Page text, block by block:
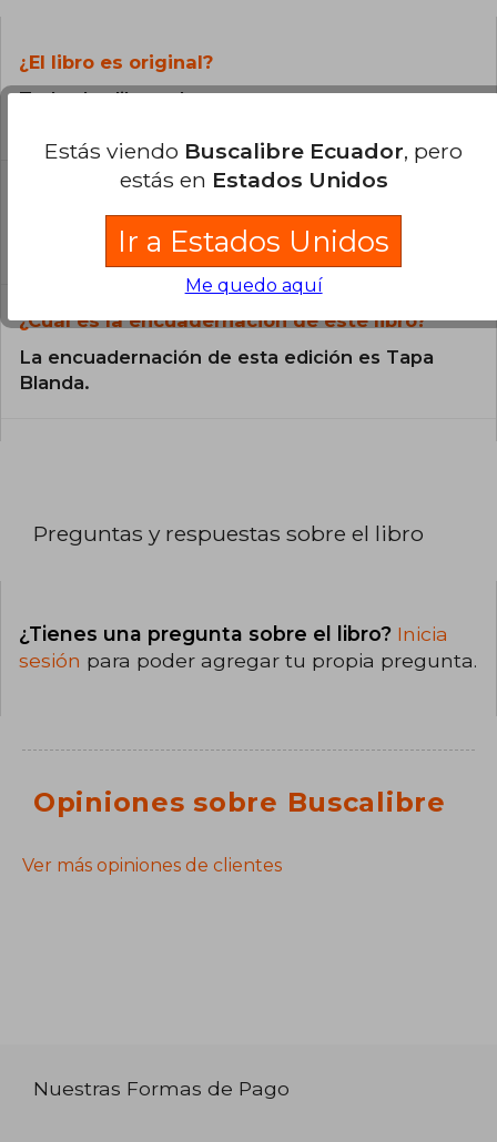
¿El libro es original?
Todos los libros de nuestro
¿En qué Idioma está escrito el
El libro está escrito en Inglés.
¿Cuál es la encuadernación de este libro?
La encuadernación de esta edición es Tapa
Blanda.
Preguntas y respuestas sobre el libro
¿Tienes una pregunta sobre el libro? Inicia
sesión para poder agregar tu propia pregunta.
Opiniones sobre Buscalibre
Ver más opiniones de clientes
Nuestras Formas de Pago
Estás viendo Buscalibre Ecuador, pero
estás en Estados Unidos
Ir a Estados Unidos
Me quedo aquí